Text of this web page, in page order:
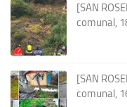
[SAN
comunal,
[SAN
comunal,